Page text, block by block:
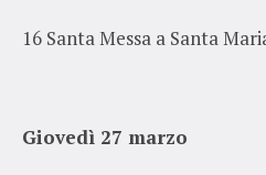
16 Santa Messa a Santa
Giovedì 27 marzo